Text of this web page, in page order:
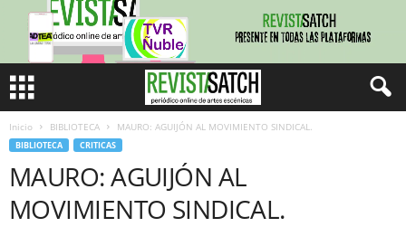
Inicio BIBLIOTECA MAURO: AGUIJÓN AL MOVIMIENTO SINDICAL.
BIBLIOTECA CRITICAS
MAURO: AGUIJÓN AL
MOVIMIENTO SINDICAL.